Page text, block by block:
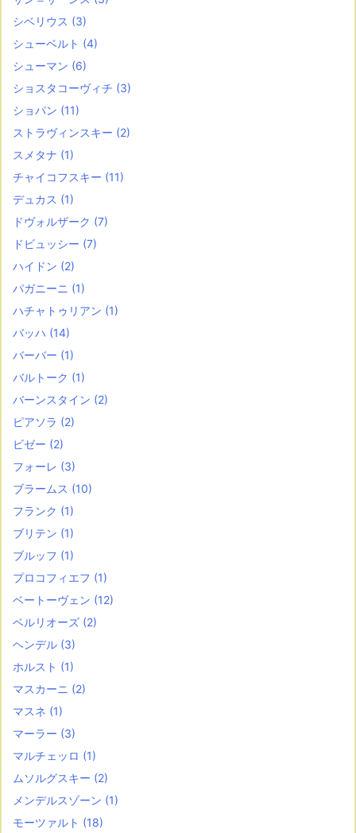
シベリウス (3)
シューベルト (4)
シューマン (6)
ショスタコーヴィチ (3)
ショパン (11)
ストラヴィンスキー (2)
スメタナ (1)
チャイコフスキー (11)
デュカス (1)
ドヴォルザーク (7)
ドビュッシー (7)
ハイドン (2)
パガニーニ (1)
ハチャトゥリアン (1)
バッハ (14)
バーバー (1)
バルトーク (1)
バーンスタイン (2)
ピアソラ (2)
ビゼー (2)
フォーレ (3)
ブラームス (10)
フランク (1)
ブリテン (1)
ブルッフ (1)
プロコフィエフ (1)
ベートーヴェン (12)
ベルリオーズ (2)
ヘンデル (3)
ホルスト (1)
マスカーニ (2)
マスネ (1)
マーラー (3)
マルチェッロ (1)
ムソルグスキー (2)
メンデルスゾーン (1)
モーツァルト (18)